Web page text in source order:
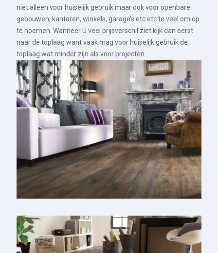
niet alleen voor huiselijk gebruik maar ook voor openbare
gebouwen, kantoren, winkels, garage’s etc etc te veel om op
te noemen. Wanneer U veel prijsverschil ziet kijk dan eerst
naar de toplaag want vaak mag voor huiselijk gebruik de
toplaag wat minder zijn als voor projecten